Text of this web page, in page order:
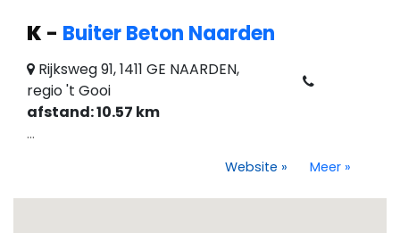
K - Buiter Beton Naarden
Rijksweg 91, 1411 GE NAARDEN,
regio 't Gooi
afstand: 10.57 km
...
Website » Meer »